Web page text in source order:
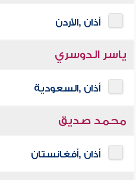
أذان ,الأردن
ياسر الدوسري
أذان ,السعودية
محمد صديق
أذان ,أفغانستان